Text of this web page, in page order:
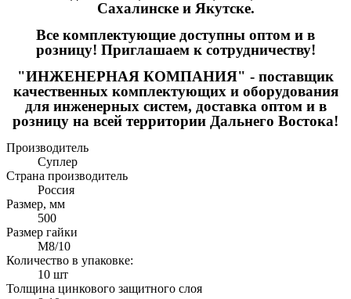
Сахалинске и Якутске.
Все комплектующие доступны оптом и в
розницу! Приглашаем к сотрудничеству!
"ИНЖЕНЕРНАЯ КОМПАНИЯ" - поставщик
качественных комплектующих и оборудования
для инженерных систем, доставка оптом и в
розницу на всей территории Дальнего Востока!
Производитель
Суплер
Страна производитель
Россия
Размер, мм
500
Размер гайки
М8/10
Количество в упаковке:
10 шт
Толщина цинкового защитного слоя